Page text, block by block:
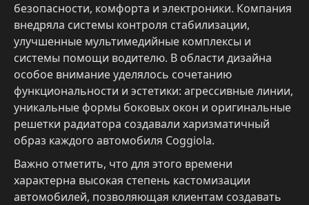
безопасности, комфорта и электроники. Компания
внедряла системы контроля стабилизации,
улучшенные мультимедийные комплексы и
системы помощи водителю. В области дизайна
особое внимание уделялось сочетанию
функциональности и эстетики: агрессивные линии,
уникальные формы боковых окон и оригинальные
решетки радиатора создавали харизматичный
образ каждого автомобиля Coggiola.
Важно отметить, что для этого времени
характерна высокая степень кастомизации
автомобилей, позволяющая клиентам создавать